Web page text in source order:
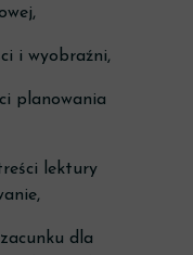
i wyobraźni,
planowania
lektury
dla